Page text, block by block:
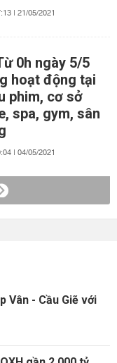
| 21/05/2021
0h ngày 5/5
hoạt động tại
phim, cơ sở
spa, gym, sân
| 04/05/2021
Vân - Cầu Giẽ với